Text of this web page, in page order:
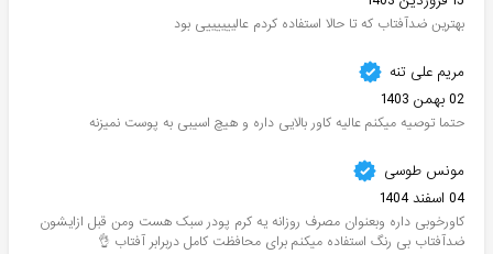
بهترین ضدآفتاب که تا حالا استفاده کردم عالییییییی بود
مریم علی تنه
02 بهمن 1403
حتما توصیه میکنم عالیه کاور بالایی داره و هیچ اسیبی به پوست نمیزنه
مونس طوسی
04 اسفند 1404
کاورخوبی داره وبعنوان مصرف روزانه یه کرم پودر سبک هست ومن قبل ازایشون
ضدآفتاب بی رنگ استفاده میکنم برای محافظت کامل دربرابر آفتاب 👌